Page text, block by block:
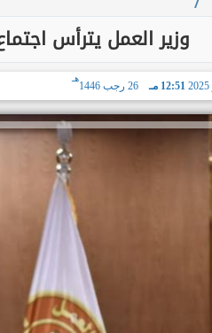
وزير العمل يترأس
12:51 مـ 26 رجب 1446
هـ